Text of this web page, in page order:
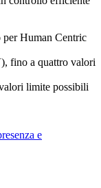
Human Centric
fino a quattro valori
limite possibili
e